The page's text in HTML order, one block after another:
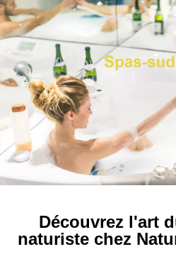
Découvrez l'art
naturiste chez